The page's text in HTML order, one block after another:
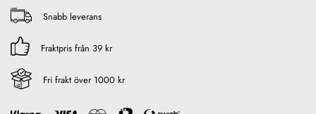
Snabb leverans
Fraktpris från 39 kr
Fri frakt över 1000 kr